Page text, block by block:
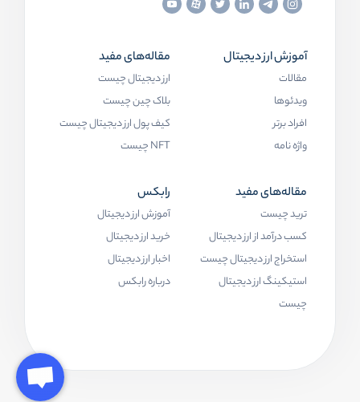
آموزش ارز دیجیتال
مقالات
ویدئوها
افراد برتر
واژه نامه
مقاله‌های مفید
ارز دیجیتال چیست
بلاک چین چیست
کیف پول ارز دیجیتال چیست
NFT چیست
مقاله‌های مفید
ترید چیست
کسب درآمد از ارز دیجیتال
استخراج ارز دیجیتال چیست
استیکینگ ارز دیجیتال
چیست
رابکس
آموزش ارز دیجیتال
خرید ارز دیجیتال
اخبار ارز دیجیتال
درباره رابکس